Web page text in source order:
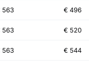
563 € 496
563 € 520
563 € 544